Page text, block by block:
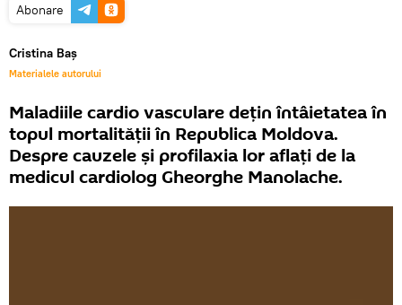
Abonare
Cristina Baș
Materialele autorului
Maladiile cardio vasculare dețin întâietatea în
topul mortalității în Republica Moldova.
Despre cauzele și profilaxia lor aflați de la
medicul cardiolog Gheorghe Manolache.